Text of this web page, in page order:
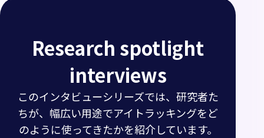
Research spotlight
interviews
このインタビューシリーズでは、研究者た
ちが、幅広い用途でアイトラッキングをど
のように使ってきたかを紹介しています。